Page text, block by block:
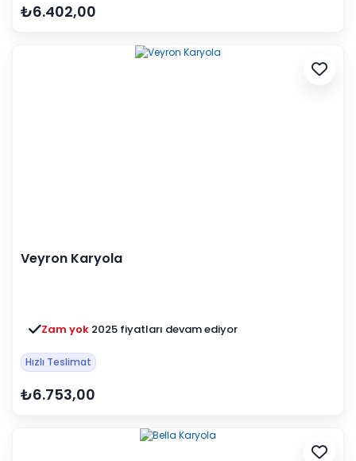
₺6.402,00
Veyron Karyola
Zam yok 2025 fiyatları devam ediyor
Hızlı Teslimat
₺6.753,00